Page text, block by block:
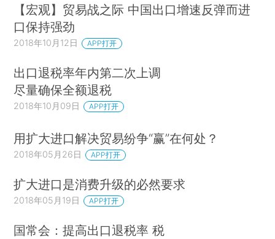
【宏观】贸易战之际 中国出口增速反弹而进
口保持强劲
2018年10月12日 APP打开
出口退税率年内第二次上调
尽量确保全额退税
2018年10月09日 APP打开
用扩大进口解决贸易纷争“赢”在何处？
2018年05月26日 APP打开
扩大进口是消费升级的必然要求
2018年05月19日 APP打开
国常会：提高出口退税率 税